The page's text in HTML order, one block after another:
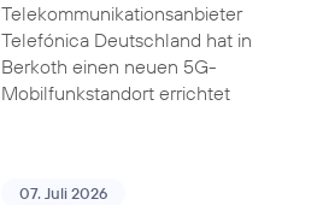
Telekommunikationsanbieter
Telefónica Deutschland hat in
Berkoth einen neuen 5G-
Mobilfunkstandort errichtet
07. Juli 2026